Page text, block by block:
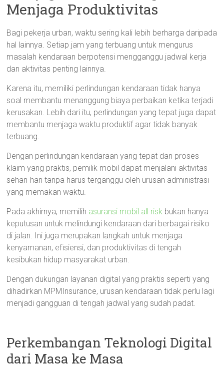
Menjaga Produktivitas
Bagi pekerja urban, waktu sering kali lebih berharga daripada
hal lainnya. Setiap jam yang terbuang untuk mengurus
masalah kendaraan berpotensi mengganggu jadwal kerja
dan aktivitas penting lainnya.
Karena itu, memiliki perlindungan kendaraan tidak hanya
soal membantu menanggung biaya perbaikan ketika terjadi
kerusakan. Lebih dari itu, perlindungan yang tepat juga dapat
membantu menjaga waktu produktif agar tidak banyak
terbuang.
Dengan perlindungan kendaraan yang tepat dan proses
klaim yang praktis, pemilik mobil dapat menjalani aktivitas
sehari-hari tanpa harus terganggu oleh urusan administrasi
yang memakan waktu.
Pada akhirnya, memilih asuransi mobil all risk bukan hanya
keputusan untuk melindungi kendaraan dari berbagai risiko
di jalan. Ini juga merupakan langkah untuk menjaga
kenyamanan, efisiensi, dan produktivitas di tengah
kesibukan hidup masyarakat urban.
Dengan dukungan layanan digital yang praktis seperti yang
dihadirkan MPMInsurance, urusan kendaraan tidak perlu lagi
menjadi gangguan di tengah jadwal yang sudah padat.
Perkembangan Teknologi Digital
dari Masa ke Masa